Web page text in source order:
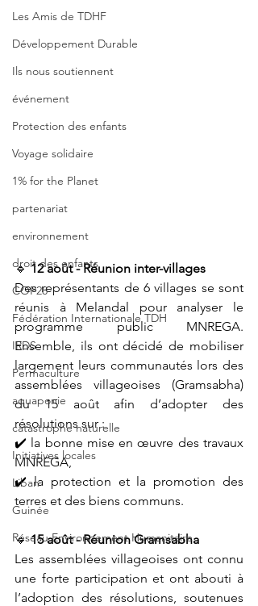
Les Amis de TDHF
Développement Durable
Ils nous soutiennent
événement
Protection des enfants
Voyage solidaire
1% for the Planet
partenariat
environnement
droit des enfants
COP28
Fédération Internationale TDH
IRDS
Permaculture
aquaponie
catastrophe naturelle
Initiatives locales
Liban
Guinée
Réseau Environnement Humanitaire
🔹 12 août - Réunion inter-villages
Des représentants de 6 villages se sont
réunis à Melandal pour analyser le
programme public MNREGA.
Ensemble, ils ont décidé de mobiliser
largement leurs communautés lors des
assemblées villageoises (Gramsabha)
du 15 août afin d’adopter des
résolutions sur :
✔️ la bonne mise en œuvre des travaux
MNREGA,
✔️ la protection et la promotion des
terres et des biens communs.
🔹 15 août - Réunion Gramsabha
Les assemblées villageoises ont connu
une forte participation et ont abouti à
l’adoption des résolutions, soutenues